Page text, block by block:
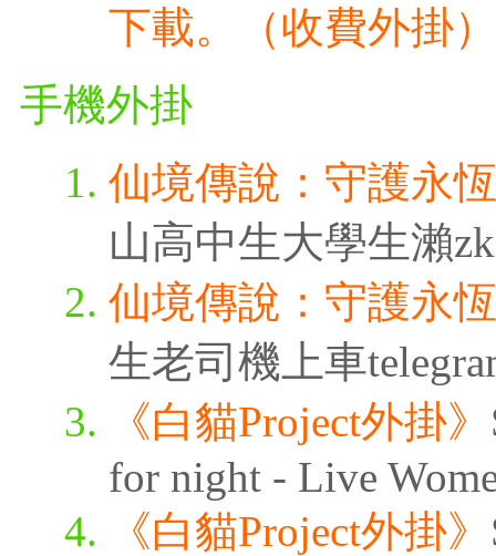
下載。（收費外掛）
手機外掛
仙境傳說：守護永
山高中生大學生瀨
仙境傳說：守護永
生老司機上車
《白貓Project外掛》
for night - Live
《白貓Project外掛》